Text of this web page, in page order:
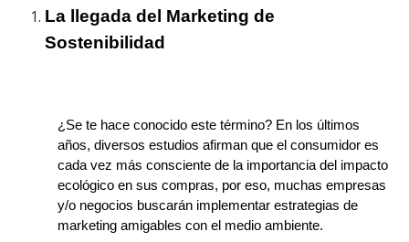
La llegada del Marketing de
Sostenibilidad
¿Se te hace conocido este término? En los últimos
años, diversos estudios afirman que el consumidor es
cada vez más consciente de la importancia del impacto
ecológico en sus compras, por eso, muchas empresas
y/o negocios buscarán implementar estrategias de
marketing amigables con el medio ambiente.